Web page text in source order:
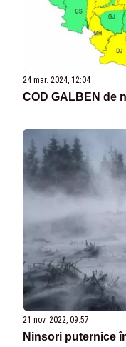
24 mar. 2024, 12:04
COD GALBEN de
21 nov. 2022, 09:57
Ninsori puternice